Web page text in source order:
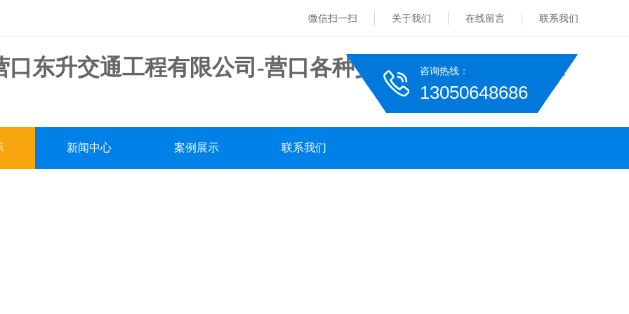
微信扫一扫 关于我们 在线留言 联系我们
咨询热线：
13050648686
新闻中心 案例展示 联系我们